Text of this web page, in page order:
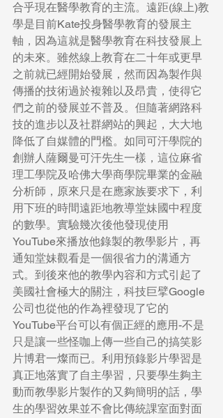
合乎現在醫學教育的主流。遠距(線上)教
學是目前Kate投身醫學教育的發展主
軸，因為這就是醫學教育在科技發展上
的未來。雖然線上教育在二十年或更早
之前就已經開始發展，然而因為製作與
傳播的技術過於複雜以及昂貴，使得它
們之前的發展並不普及。但隨著網路科
技的進步以及社群網站的興起，大大地
降低了自媒體的門檻。如同可汗學院的
創辦人薩爾曼可汗先生一樣，這位麻省
理工學院及哈佛大學商學院畢業的金融
分析師，原來只是在應家族要求下，利
用下班的時間遠距地教導堂妹國中程度
的數學。實驗幾次後他發現使用
YouTube來播放他錄製的教學影片，再
通知堂妹觀看是一個很省力的溝通方
式。到後來他的教學內容和方式引起了
美國社會極大的關注，科技巨擘Google
公司也從他的作為裡發現了它的
YouTube平台可以有個正經的應用-不是
只是讓一些怪咖上傳一些自己的搞笑影
片博君一燦而已。利用預錄影片學習是
真正地落實了自主學習，只要學生夠主
動而教學影片製作的又夠簡明的話，學
生的學習效果並不會比傳統課室面對面